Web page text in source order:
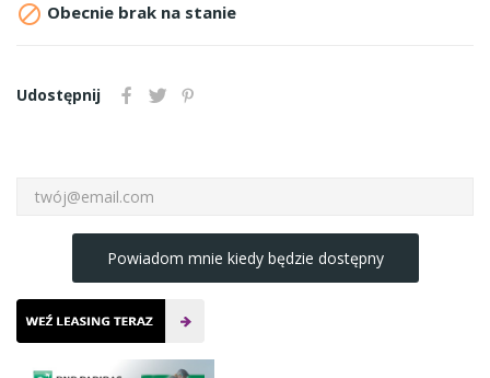
 Obecnie brak na stanie
Udostępnij
Powiadom mnie kiedy będzie dostępny